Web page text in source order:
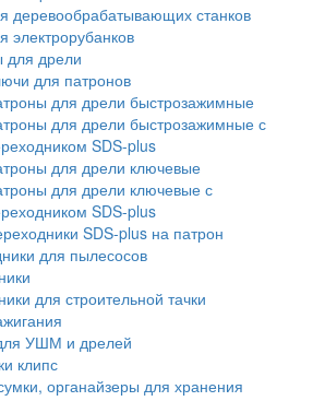
деревообрабатывающих станков
электрорубанков
для дрели
для патронов
для дрели быстрозажимные
для дрели быстрозажимные с
SDS-plus
для дрели ключевые
для дрели ключевые с
SDS-plus
SDS-plus на патрон
для пылесосов
для строительной тачки
УШМ и дрелей
клипс
органайзеры для хранения